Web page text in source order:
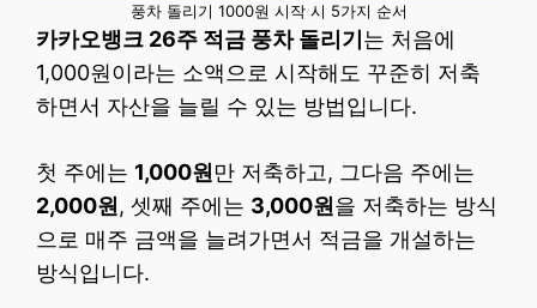
풍차 돌리기 1000원 시작 시 5가지 순서
카카오뱅크 26주 적금 풍차 돌리기 는 처음에
1,000원이라는 소액으로 시작해도 꾸준히 저축
하면서 자산을 늘릴 수 있는 방법입니다.
첫 주에는 1,000원만 저축하고, 그다음 주에는
2,000원, 셋째 주에는 3,000원을 저축하는 방식
으로 매주 금액을 늘려가면서 적금을 개설하는
방식입니다.